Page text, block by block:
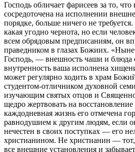
Господь обличает фарисеев за то,
сосредоточена на исполнении
порядке, больше ничего не
какая угодно чернота, но если
всем обрядовым предписаниям, он
праведником в глазах Божиих.
Господь, — внешность чаши и блюда
внутренность ваша исполнена
может регулярно ходить в храм
студентом-отличником духовной
изучающим святых отцов и
щедро жертвовать на
каждодневная жизнь его отмечена
равнодушием к другим людям, если
нечестен в своих поступках — его
христианином. Не христианин —
все внешние установления и